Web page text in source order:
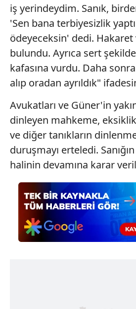
kullanılmaktadır. Bu çerezler
verileriniz işlenmekte olup gerekli
toplumu hizmetlerinin sunulması
kullanılmaktadır. Diğer çerezler,
kılınması ve kişiselleştirilmesi ve
reklam/pazarlama faaliyetlerinin
sınırlı olarak açık rızanız dahilinde
Çerezlere ilişkin tercihlerinizi
vasıtasıyla belirleyebilirsiniz.
için Ayarlar butonuna tıklayabilir,
Metnimiziziyaret edebilirsiniz.
6698 sayılı Kişisel Verilerin
ilgili mevzuata uygun olarak
almak için lütfentıklayınız.
iş yerindeydim. Sanık,
'Sen bana terbiyesizlik
ödeyeceksin' dedi.
bulundu. Ayrıca sert
kafasına vurdu. Daha
alıp oradan ayrıldık"
Avukatları ve Güner'in
dinleyen mahkeme,
ve diğer tanıkların
duruşmayı erteledi.
halinin devamına karar